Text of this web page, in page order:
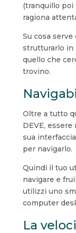
(tranquillo poi
ragiona
Su cosa serve
strutturarlo in
quello che
trovino.
Oltre a tutto
DEVE,
sua
per navigarlo.
Quindi il tuo
navigare e
utilizzi uno
computer
La